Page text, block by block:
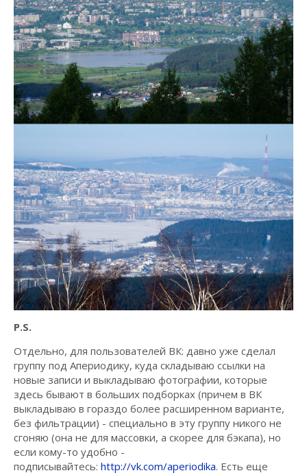
P.S.
Отдельно, для пользователей ВК: давно уже сделал
группу под Апериодику, куда складываю ссылки на
новые записи и выкладываю фотографии, которые
здесь бывают в больших подборках (причем в ВК
выкладываю в гораздо более расширенном варианте,
без фильтрации) - специально в эту группу никого не
сгоняю (она не для массовки, а скорее для бэкапа), но
если кому-то удобно -
подписывайтесь: http://vk.com/aperiodika. Есть еще